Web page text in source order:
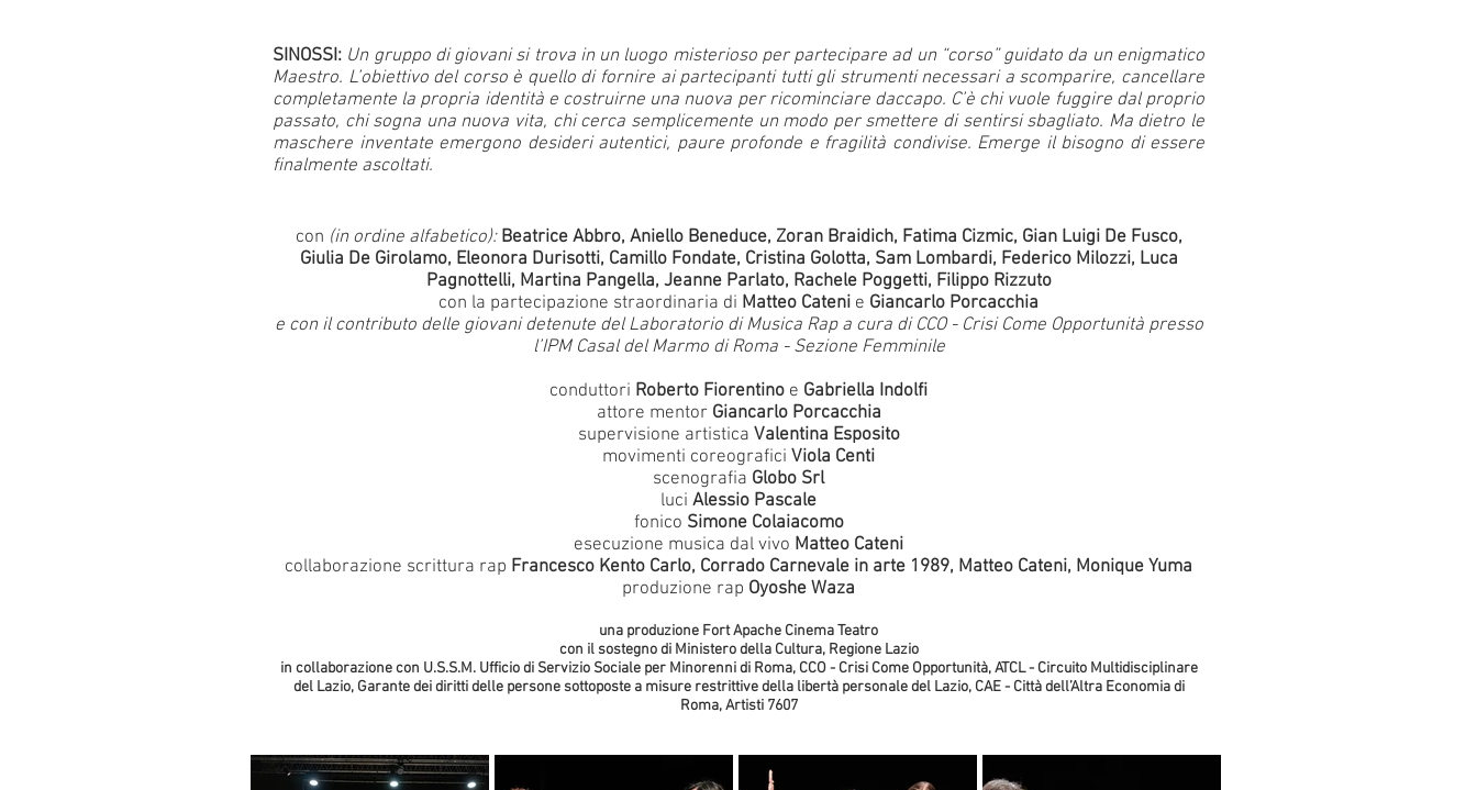
SINOSSI: Un gruppo di giovani si trova in un luogo misterioso per partecipare ad un “corso” guidato da un enigmatico
Maestro. L’obiettivo del corso è quello di fornire ai partecipanti tutti gli strumenti necessari a scomparire, cancellare
completamente la propria identità e costruirne una nuova per ricominciare daccapo. C’è chi vuole fuggire dal proprio
passato, chi sogna una nuova vita, chi cerca semplicemente un modo per smettere di sentirsi sbagliato. Ma dietro le
maschere inventate emergono desideri autentici, paure profonde e fragilità condivise. Emerge il bisogno di essere
finalmente ascoltati.
con (in ordine alfabetico): Beatrice Abbro, Aniello Beneduce, Zoran Braidich, Fatima Cizmic, Gian Luigi De Fusco,
Giulia De Girolamo, Eleonora Durisotti, Camillo Fondate, Cristina Golotta, Sam Lombardi, Federico Milozzi, Luca
Pagnottelli, Martina Pangella, Jeanne Parlato, Rachele Poggetti, Filippo Rizzuto
con la partecipazione straordinaria di Matteo Cateni e Giancarlo Porcacchia
e con il contributo delle giovani detenute del Laboratorio di Musica Rap a cura di CCO - Crisi Come Opportunità presso
l’IPM Casal del Marmo di Roma - Sezione Femminile
conduttori Roberto Fiorentino e Gabriella Indolfi
attore mentor Giancarlo Porcacchia
supervisione artistica Valentina Esposito
movimenti coreografici Viola Centi
scenografia Globo Srl
luci Alessio Pascale
fonico Simone Colaiacomo
esecuzione musica dal vivo Matteo Cateni
collaborazione scrittura rap Francesco Kento Carlo, Corrado Carnevale in arte 1989, Matteo Cateni, Monique Yuma
produzione rap Oyoshe Waza
una produzione Fort Apache Cinema Teatro
con il sostegno di Ministero della Cultura, Regione Lazio
in collaborazione con U.S.S.M. Ufficio di Servizio Sociale per Minorenni di Roma, CCO - Crisi Come Opportunità, ATCL - Circuito Multidisciplinare
del Lazio, Garante dei diritti delle persone sottoposte a misure restrittive della libertà personale del Lazio, CAE - Città dell’Altra Economia di
Roma, Artisti 7607